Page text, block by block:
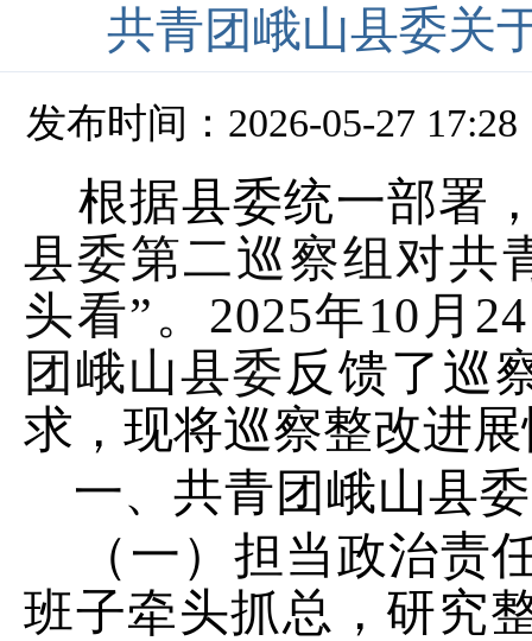
共青团峨山县委关
发布时间：2026-05-27 17:28
根据县委统一部署
县委第二巡察组对共
头看”。 2025年10 月 24
团峨山县委反馈了巡
求，现将巡察整改进
一、 共青团峨山县委
（一）担当政治责
班子牵头抓总，研究